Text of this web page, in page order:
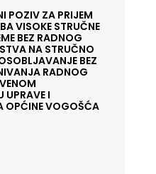
POZIV ZA PRIJEM
VISOKE STRUČNE
BEZ RADNOG
NA STRUČNO
BEZ
RADNOG
UPRAVE I
OPĆINE VOGOŠĆA